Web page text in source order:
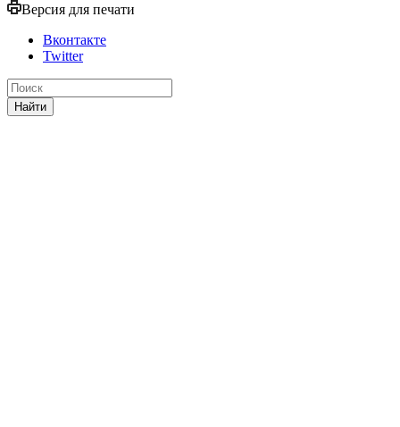
Версия для печати
Вконтакте
Twitter
Найти